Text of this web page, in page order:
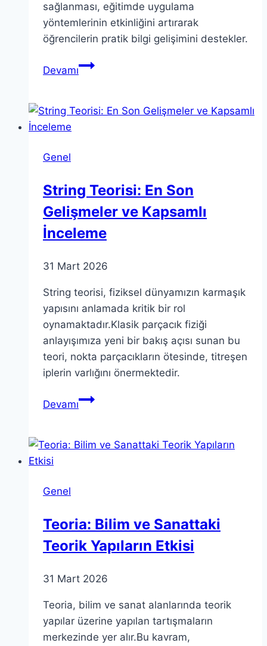
sağlanması, eğitimde uygulama
yöntemlerinin etkinliğini artırarak
öğrencilerin pratik bilgi gelişimini destekler.
DevamıTeorik
Uygulama:
Genel
String Teorisi: En Son
Gelişmeler ve Kapsamlı
İnceleme
31 Mart 2026
String teorisi, fiziksel dünyamızın karmaşık
yapısını anlamada kritik bir rol
oynamaktadır.Klasik parçacık fiziği
anlayışımıza yeni bir bakış açısı sunan bu
teori, nokta parçacıkların ötesinde, titreşen
iplerin varlığını önermektedir.
DevamıString
Son
Genel
Teoria: Bilim ve Sanattaki
Teorik Yapıların Etkisi
31 Mart 2026
Teoria, bilim ve sanat alanlarında teorik
yapılar üzerine yapılan tartışmaların
merkezinde yer alır.Bu kavram,